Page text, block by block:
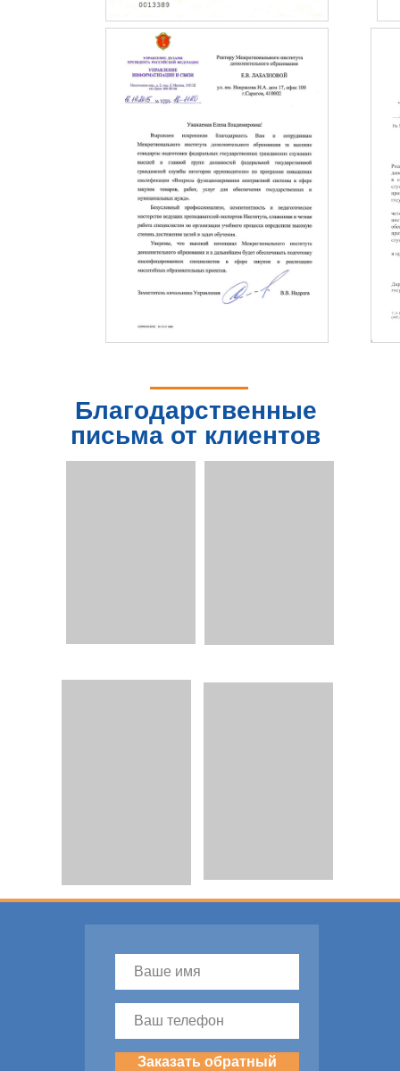
Благодарственные
письма от клиентов
Заказать обратный